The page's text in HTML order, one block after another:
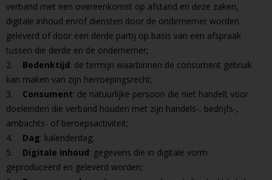
verband met een overeenkomst op afstand en deze zaken,
digitale inhoud en/of diensten door de ondernemer worden
geleverd of door een derde partij op basis van een afspraak
tussen die derde en de ondernemer;
2. Bedenktijd: de termijn waarbinnen de consument gebruik
kan maken van zijn herroepingsrecht;
3. Consument: de natuurlijke persoon die niet handelt voor
doeleinden die verband houden met zijn handels-, bedrijfs-,
ambachts- of beroepsactiviteit;
4. Dag: kalenderdag;
5. Digitale inhoud: gegevens die in digitale vorm
geproduceerd en geleverd worden;